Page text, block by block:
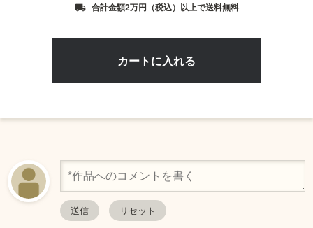
local_shipping 合計金額2万円（税込）以上で送料無料